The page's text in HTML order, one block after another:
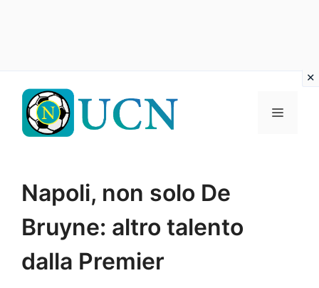
contenuto
Menu
Napoli, non solo De
Bruyne: altro talento
dalla Premier